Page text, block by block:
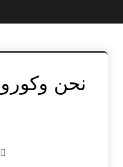
نحن